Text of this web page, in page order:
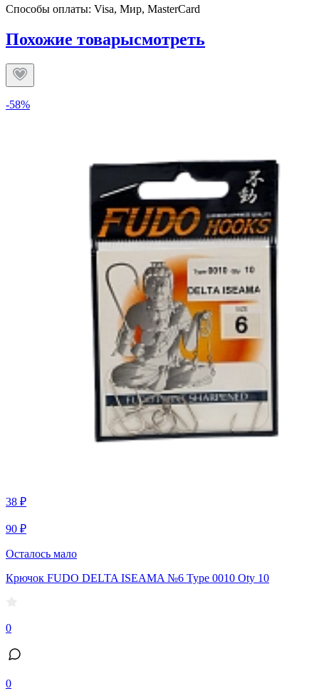
Способы оплаты: Visa, Мир, MasterCard
Похожие товарысмотреть
-58%
38 ₽
90 ₽
Осталось мало
Крючок FUDO DELTA ISEAMA №6 Type 0010 Oty 10
0
0